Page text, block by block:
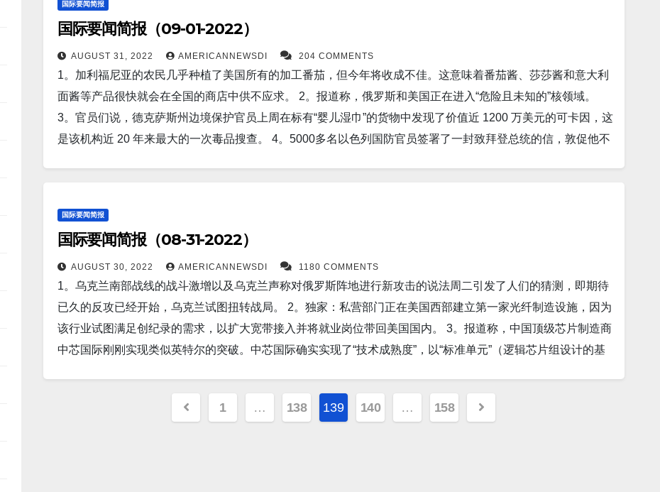
幅，这给地方政府带来了更大的压力，要求其迅速推出针对购房者和开发商的额外支持措施。 10。新德里（美
联社）——印度周五开启了其第一艘国产航空母舰，旨在对抗地区竞争对手中国。 11。当地卫生部门表示，本
周阿根廷已有三人死于不明原因的肺炎。 专家排除了 Covid-19、流感和汉坦病毒为病原体，另外六人已被感
染。 12。不列颠哥伦比亚大学的研究人员发现了 SARS-CoV-2 病毒所有主要变体中的一个关键弱点，包括新发
现的 BA.1 和 BA.2 Omicron 子变体。中和抗体可以针对该弱点，可能为跨变体普遍有效的治疗打开大门。 13。
报道称，美国已同意向台湾出售价值 11 亿美元（9.55 亿英镑）的武器，这激起了中国的愤怒。 14。来自中国
本上阻止了病毒的传播。 15。新德里，9 月 1 日（路透社）——印度血清研究所（SII）是世界上最大的疫苗制
织的数据，宫颈癌是全球女性第四大常见癌症，2020 年估计有604,000 例新病例和 342,000 例死亡。 当年全球
约90% 的新病例和死亡病例发生在低收入和中等收入国家。 16。美国疫情 昨日美国新增新冠患者117,615人。
新增死亡人数679人。 17。康州新增新冠感染498人，新增死0人。 纽约州新增新冠确诊人数5,662人。新增死
亡人数39人。 新泽西州昨天新增病例为2,340人。新增死亡为5人。 18。世界疫情 昨日印度新增新冠患者6,168
人； 日本新增149,807人； 中国新增12,615人。 俄罗斯昨日新增新冠患者49,016人。 德国新增33,930人。…
·拉比在一份声明中说，新加坡船只 Affinity V 挤在运河的一条单行道上。 6。本周，台风 Hinnamnor 发展成
为 2022 年迄今为止地球上记录到的最强大的热带气旋。AccuWeather 气象学家警告说，台风将导致危及生命的
洪水、高达185 英里/小时的破坏性阵风，以及对能源和商业部门的破坏。 日本南部岛屿和韩国部分地区可能会
遭受到袭击。 7。中国政府在一名反腐高官本人被判贪污罪名成立后将其解职。中国反腐监督机构周四宣布，67
岁的国家安全部腐败调查负责人刘延平因“滥用职权”被开除。 8。巨大的太阳黑子可能即将爆发，发出持续数日
的最强大的太阳耀斑。面向地球的太阳黑子AR3089现在已经形成了三角洲级磁场，这意味着它已经积累了足够
的能量，可以释放出X级太阳耀斑。耀斑可能会在地球大气层中引发强大的地磁风暴，可能导致基础设施和电磁
鱼。桶眼鱼是非常罕见的，许多科学家以为它已经灭绝。 这是一种在海洋的暮光区或几乎没有光线的最深处游
荡的鱼。 由于眼睛极其敏感，这种鱼几乎看不到光，这就是它潜伏在海底附近的原因。 12。教皇方济各宣布人
类正在经历第三次世界大战的爆发。教宗昨天在梵蒂冈举行的每周听众会议结束时，对讲波兰语的朝圣者发表讲
话，他鼓励为乌克兰人民“以特殊方式”祈祷。 13。据彭博社报道，俄罗斯正在考虑购买高达 700 亿美元的“友
好”外汇的计划。央行官员希望，购买人民币和其他货币可能会减缓卢布的大幅上涨。在制裁冻结其 6400 亿美
元外汇储备的一半后，莫斯科正在重新考虑其外汇战略。 14。在中国一架无人机被台湾击落后，中国派出 14 架
人和其他少数民族的“暴行”，并敦促北京允许不受限制地进入新疆。 16。美国疫情 昨日美国新增新冠患者
153,567人。新增死亡人数1,518人。 17。康州新增新冠感染661人，新增死10人。 纽约州新增新冠确诊人数
国际要闻简报
国际要闻简报（09-01-2022）
AUGUST 31, 2022 AMERICANNEWSDI 204 COMMENTS
1。加利福尼亚的农民几乎种植了美国所有的加工番茄，但今年将收成不佳。这意味着番茄酱、莎莎酱和意大利
面酱等产品很快就会在全国的商店中供不应求。 2。报道称，俄罗斯和美国正在进入“危险且未知的”核领域。
3。官员们说，德克萨斯州边境保护官员上周在标有“婴儿湿巾”的货物中发现了价值近 1200 万美元的可卡因，这
是该机构近 20 年来最大的一次毒品搜查。 4。5000多名以色列国防官员签署了一封致拜登总统的信，敦促他不
诺，预计将在西太平洋上空增强，并在未来几天对多个国家构成威胁。 7。8 月 29 日（UPI）——印度政府谴责
中国在台湾海峡采取的行动，这是一个罕见的指责，这个国家已经在其边境与北京存在问题。印度驻斯里兰卡高
级专员公署周末向中国驻斯里兰卡大使提出了指控。 8。”美国银行（Bank of America)” 表示，它现在为部分城
市的首次购房者提供零首付、零交易成本的抵押贷款，以帮助增加黑人和西班牙裔/拉丁裔社区的房屋所有权。
9。根据马里兰大学医学院 (UMSOM) 研究人员领导的一项新分析，一个人的血型可能与早期中风的风险有
关。 研究结果今天发表在《神经病学》杂志上。 研究发现，与中风晚期和从未中风的人相比，中风早期的人更
可能是 A 型血，而 O 型血（最常见的血型）的可能性较小。 10。俄罗斯立法者呼吁弗拉基米尔·普京在乌克兰
谢尔盖·米罗诺夫和米哈伊尔·谢列梅特——本周在单独的讲话中推动了这一改变。 11。中国军方称其战略轰炸机
和新型空中加油机是台湾附近“常规”巡逻的一部分。 12。据国际新闻媒体本周报道，随着俄罗斯军队继续对乌克
国际要闻简报
国际要闻简报（08-31-2022）
AUGUST 30, 2022 AMERICANNEWSDI 1180 COMMENTS
1。乌克兰南部战线的战斗激增以及乌克兰声称对俄罗斯阵地进行新攻击的说法周二引发了人们的猜测，即期待
已久的反攻已经开始，乌克兰试图扭转战局。 2。独家：私营部门正在美国西部建立第一家光纤制造设施，因为
该行业试图满足创纪录的需求，以扩大宽带接入并将就业岗位带回美国国内。 3。报道称，中国顶级芯片制造商
中芯国际刚刚实现类似英特尔的突破。中芯国际确实实现了“技术成熟度”，以“标准单元”（逻辑芯片组设计的基
道，超过 1,100 人在巴基斯坦的致命洪水中丧生。政府估计这场灾难可能使这个资金短缺的国家损失超
过 100 亿美元。 5。根据美国驻澳大利亚大使馆的说法，所罗门群岛将不再允许美国海军舰艇进入其港口，等
Posts
pagination
1 … 138 139 140 … 158